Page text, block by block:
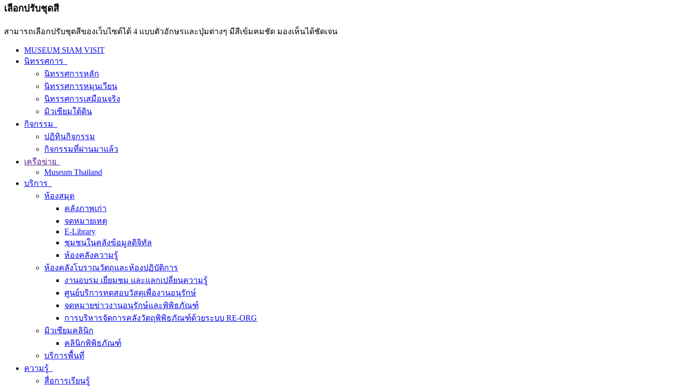
เลือกปรับชุดสี
สามารถเลือกปรับชุดสีของเว็บไซต์ได้ 4 แบบตัวอักษรและปุ่มต่างๆ มีสีเข้มคมชัด มองเห็นได้ชัดเจน
MUSEUM SIAM VISIT
นิทรรศการ
นิทรรศการหลัก
นิทรรศการหมุนเวียน
นิทรรศการเสมือนจริง
มิวเซียมใต้ดิน
กิจกรรม
ปฏิทินกิจกรรม
กิจกรรมที่ผ่านมาแล้ว
เครือข่าย
Museum Thailand
บริการ
ห้องสมุด
คลังภาพเก่า
จดหมายเหตุ
E-Library
ชุมชนในคลังข้อมูลดิจิทัล
ห้องคลังความรู้
ห้องคลังโบราณวัตถุและห้องปฏิบัติการ
งานอบรม เยี่ยมชม และแลกเปลี่ยนความรู้
ศูนย์บริการทดสอบวัสดุเพื่องานอนุรักษ์
จดหมายข่าวงานอนุรักษ์และพิพิธภัณฑ์
การบริหารจัดการคลังวัตถุพิพิธภัณฑ์ด้วยระบบ RE-ORG
มิวเซียมคลินิก
คลินิกพิพิธภัณฑ์
บริการพื้นที่
ความรู้
สื่อการเรียนรู้